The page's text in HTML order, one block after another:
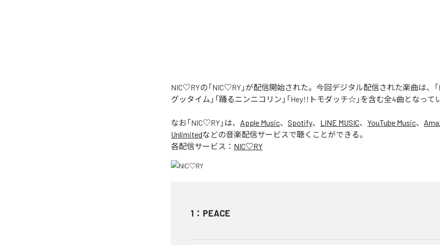
NIC♡RYの「NIC♡RY」が配信開始された。今回デジタル配信された楽曲は、「
グッタイム」「踊るニンニコリン」「Hey!!トモダッチ☆」を含む全4曲となって
なお「NIC♡RY 」は、 Apple Music、 Spotify、 LINE MUSIC、 YouTube Music、
Unlimitedなどの音楽配信サービスで聴くことができる。
各配信サービス： NIC♡RY
1 ： PEACE